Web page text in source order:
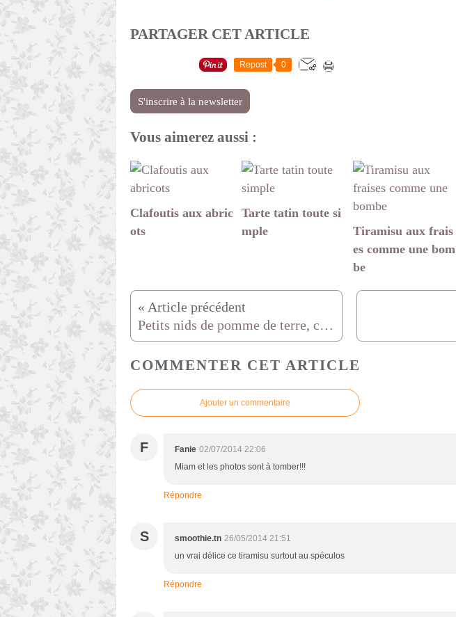
PARTAGER CET ARTICLE
Repost 0
S'inscrire à la newsletter
Vous aimerez aussi :
Clafoutis aux abric
ots
Tarte tatin toute si
mple
Tiramisu aux frais
es comme une bom
be
Petits nids de pomme de terre, chantilly citronnée à la truite fumée
COMMENTER CET ARTICLE
Ajouter un commentaire
F Fanie 02/07/2014 22:06
Miam et les photos sont à tomber!!!
Répondre
S smoothie.tn 26/05/2014 21:51
un vrai délice ce tiramisu surtout au spéculos
Répondre